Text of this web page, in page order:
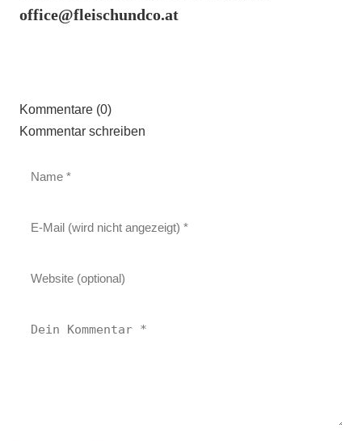
office@fleischundco.at
Kommentare (0)
Kommentar schreiben